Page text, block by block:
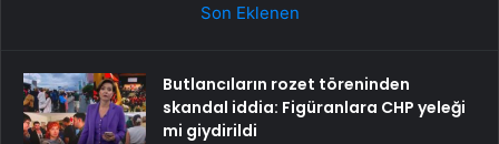
Son Eklenen
Butlancıların rozet töreninden
skandal iddia: Figüranlara CHP yeleği
mi giydirildi